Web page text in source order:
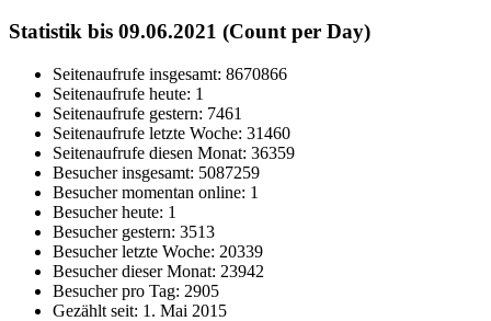
Statistik bis 09.06.2021 (Count per Day)
Seitenaufrufe insgesamt: 8670866
Seitenaufrufe heute: 1
Seitenaufrufe gestern: 7461
Seitenaufrufe letzte Woche: 31460
Seitenaufrufe diesen Monat: 36359
Besucher insgesamt: 5087259
Besucher momentan online: 1
Besucher heute: 1
Besucher gestern: 3513
Besucher letzte Woche: 20339
Besucher dieser Monat: 23942
Besucher pro Tag: 2905
Gezählt seit: 1. Mai 2015